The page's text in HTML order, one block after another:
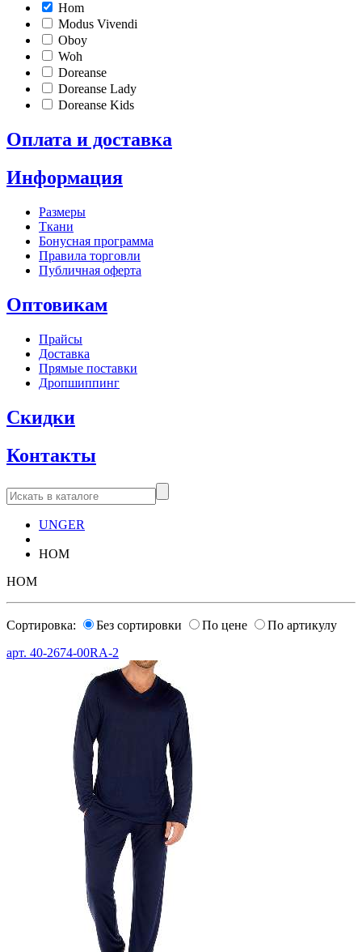
Hom
Modus Vivendi
Oboy
Woh
Doreanse
Doreanse Lady
Doreanse Kids
Оплата и доставка
Информация
Размеры
Ткани
Бонусная программа
Правила торговли
Публичная оферта
Оптовикам
Прайсы
Доставка
Прямые поставки
Дропшиппинг
Скидки
Контакты
UNGER
HOM
HOM
Сортировка: Без сортировки По цене
По артикулу
арт. 40-2674-00RA-2